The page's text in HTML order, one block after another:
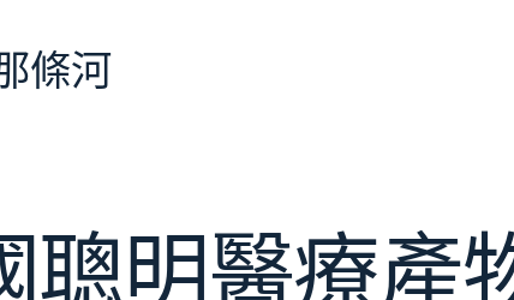
條河
聰明醫療產